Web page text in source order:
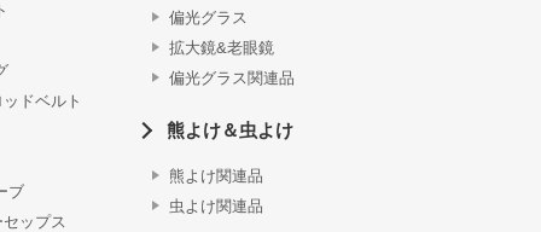
ドベルト
ブ
ップス
偏光グラス
拡大鏡&老眼鏡
偏光グラス関連品
熊よけ＆虫よけ
熊よけ関連品
虫よけ関連品